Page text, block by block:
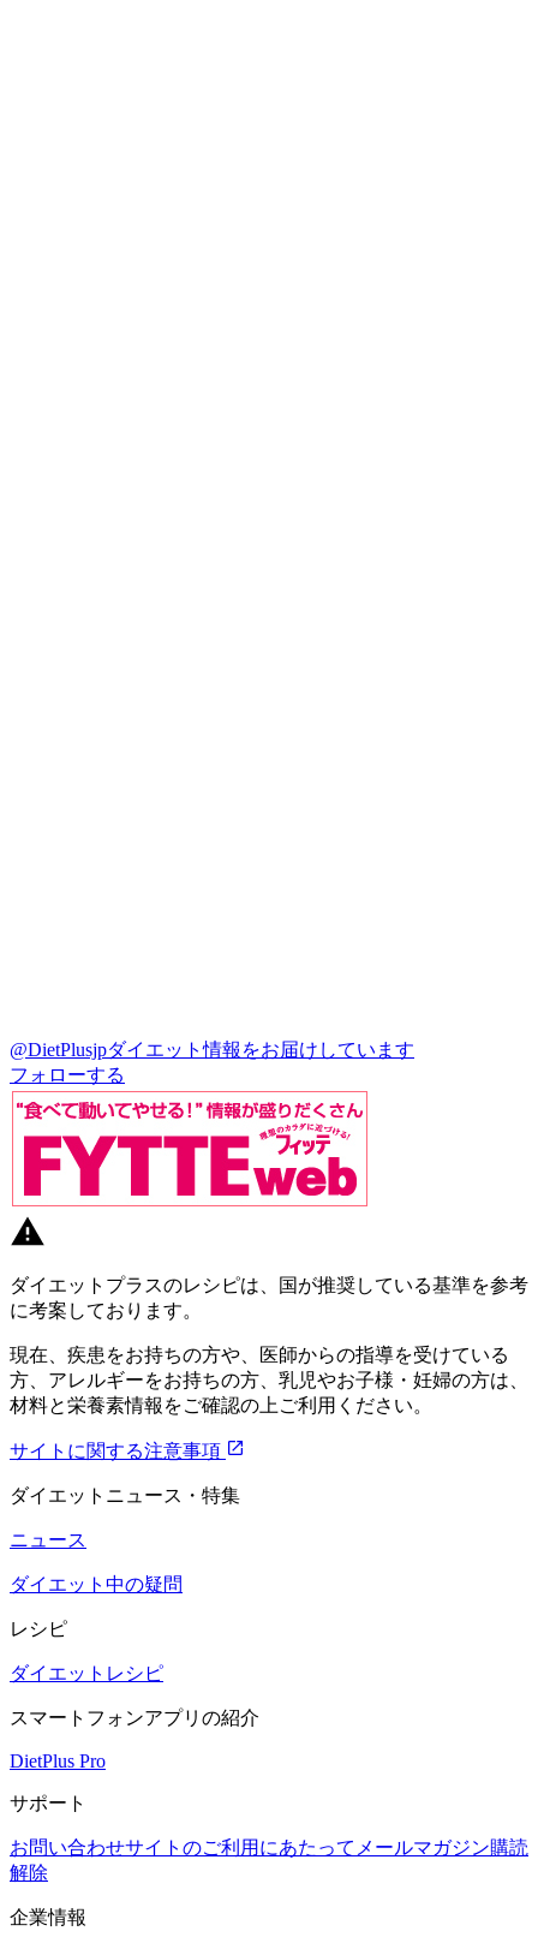
@DietPlusjpダイエット情報をお届けしています
フォローする
ダイエットプラスのレシピは、国が推奨している基準を参考
に考案しております。
現在、疾患をお持ちの方や、医師からの指導を受けている
方、アレルギーをお持ちの方、乳児やお子様・妊婦の方は、
材料と栄養素情報をご確認の上ご利用ください。
サイトに関する注意事項
ダイエットニュース・特集
ニュース
ダイエット中の疑問
レシピ
ダイエットレシピ
スマートフォンアプリの紹介
DietPlus Pro
サポート
お問い合わせサイトのご利用にあたって メールマガジン購読
解除
企業情報